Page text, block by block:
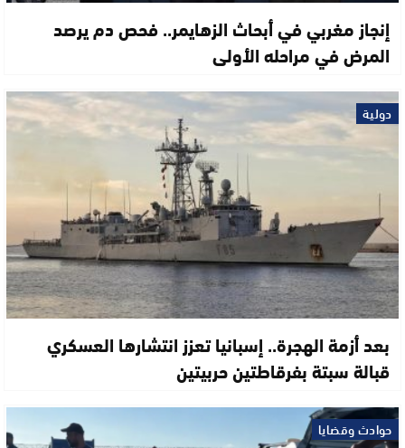
إنجاز مغربي في أبحاث الزهايمر.. فحص دم يرصد
المرض في مراحله الأولى
دولية
بعد أزمة الهجرة.. إسبانيا تعزز انتشارها العسكري
قبالة سبتة بفرقاطتين حربيتين
حوادث وقضايا